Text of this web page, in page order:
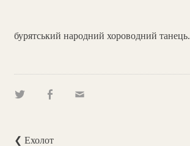
бурятський народний хороводний танець.
❮ Ехолот